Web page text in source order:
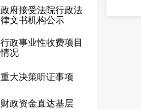
政府接受法院行政法
律文书机构公示
行政事业性收费项目
情况
重大决策听证事项
财政资金直达基层